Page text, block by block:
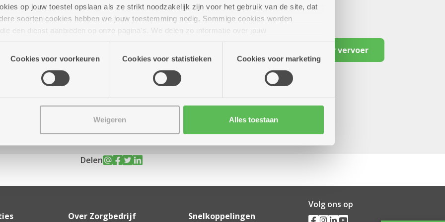
op jouw toestel opslaan als ze strikt noodzakelijk zijn voor het gebruik van de site, dat
soorten cookies hebben we jouw toestemming nodig. Sommige cookies worden
een dienst aanbieden op onze pagina's. We delen zo informatie over jouw
onze site voor social media, advertenties en analyse. Deze partners kunnen deze gegevens
die je aan hen verstrekte.
Cookies voor voorkeuren Cookies voor statistieken Cookies voor marketing
Weigeren Alles toestaan
Reserveer vervoer
Delen
Over Zorgbedrijf
Snelkoppelingen
Volg ons op